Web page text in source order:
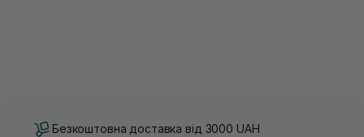
Безкоштовна доставка від 3000 UAH